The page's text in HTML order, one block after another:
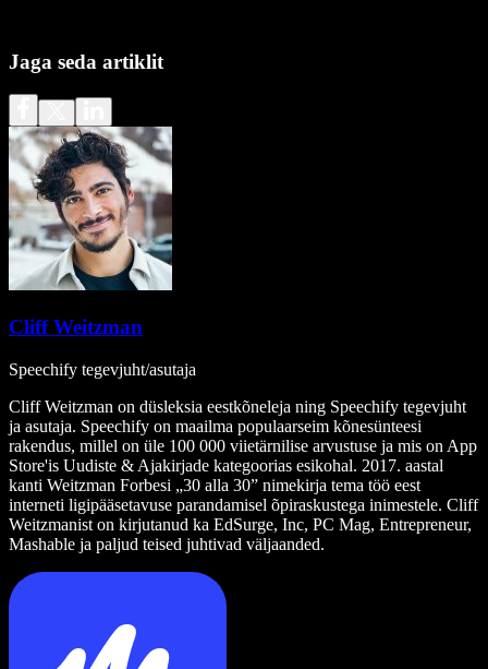
Jaga seda artiklit
Cliff Weitzman
Speechify tegevjuht/asutaja
Cliff Weitzman on düsleksia eestkõneleja ning Speechify tegevjuht
ja asutaja. Speechify on maailma populaarseim kõnesünteesi
rakendus, millel on üle 100 000 viietärnilise arvustuse ja mis on App
Store'is Uudiste & Ajakirjade kategoorias esikohal. 2017. aastal
kanti Weitzman Forbesi „30 alla 30” nimekirja tema töö eest
interneti ligipääsetavuse parandamisel õpiraskustega inimestele. Cliff
Weitzmanist on kirjutanud ka EdSurge, Inc, PC Mag, Entrepreneur,
Mashable ja paljud teised juhtivad väljaanded.